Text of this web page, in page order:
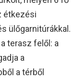
étkezési
ülőgarnitúrákkal.
terasz felől: a
a
a térből